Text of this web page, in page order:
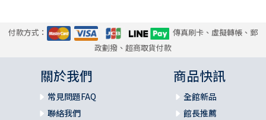
付款方式：
傳真刷卡、虛擬轉帳、郵
政劃撥、超商取貨付款
關於我們
常見問題FAQ
聯絡我們
商品快訊
全館新品
館長推薦